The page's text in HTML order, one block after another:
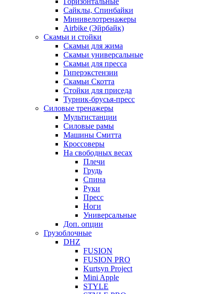
Сайклы, Спинбайки
Минивелотренажеры
Airbike (Эйрбайк)
Скамьи и стойки
Скамьи для жима
Скамьи универсальные
Скамьи для пресса
Гиперэкстензии
Скамьи Скотта
Стойки для приседа
Турник-брусья-пресс
Силовые тренажеры
Мультистанции
Силовые рамы
Машины Смитта
Кроссоверы
На свободных весах
Плечи
Грудь
Спина
Руки
Пресс
Ноги
Универсальные
Доп. опции
Грузоблочные
DHZ
FUSION
FUSION PRO
Kurtsyn Project
Mini Apple
STYLE